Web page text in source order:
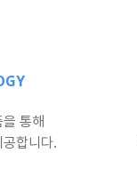
통해
합니다.